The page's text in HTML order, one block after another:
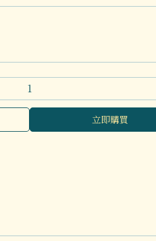
立即購買